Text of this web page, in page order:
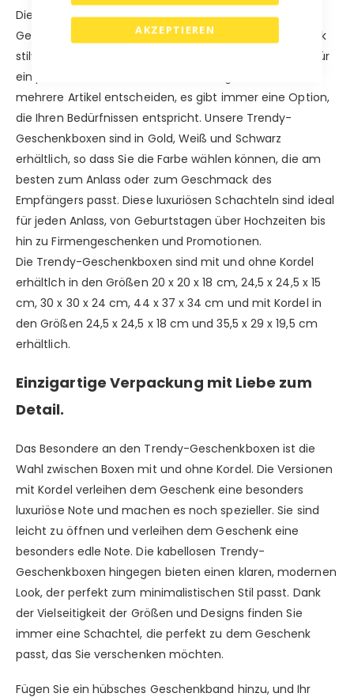
AKZEPTIEREN
Die in verschiedenen Größen erhältliche Trendy-
Geschenkbox ist die perfekte Möglichkeit, ein Geschenk
stilvoll zu präsentieren. Ob Sie sich für eine kleine Box für
ein persönliches Geschenk oder eine größere Box für
mehrere Artikel entscheiden, es gibt immer eine Option,
die Ihren Bedürfnissen entspricht. Unsere Trendy-
Geschenkboxen sind in Gold, Weiß und Schwarz
erhältlich, so dass Sie die Farbe wählen können, die am
besten zum Anlass oder zum Geschmack des
Empfängers passt. Diese luxuriösen Schachteln sind ideal
für jeden Anlass, von Geburtstagen über Hochzeiten bis
hin zu Firmengeschenken und Promotionen.
Die Trendy-Geschenkboxen sind mit und ohne Kordel
erhältlch in den Größen 20 x 20 x 18 cm, 24,5 x 24,5 x 15
cm, 30 x 30 x 24 cm, 44 x 37 x 34 cm und mit Kordel in
den Größen 24,5 x 24,5 x 18 cm und 35,5 x 29 x 19,5 cm
erhältlich.
Einzigartige Verpackung mit Liebe zum
Detail.
Das Besondere an den Trendy-Geschenkboxen ist die
Wahl zwischen Boxen mit und ohne Kordel. Die Versionen
mit Kordel verleihen dem Geschenk eine besonders
luxuriöse Note und machen es noch spezieller. Sie sind
leicht zu öffnen und verleihen dem Geschenk eine
besonders edle Note. Die kabellosen Trendy-
Geschenkboxen hingegen bieten einen klaren, modernen
Look, der perfekt zum minimalistischen Stil passt. Dank
der Vielseitigkeit der Größen und Designs finden Sie
immer eine Schachtel, die perfekt zu dem Geschenk
passt, das Sie verschenken möchten.
Fügen Sie ein hübsches Geschenkband hinzu, und Ihr